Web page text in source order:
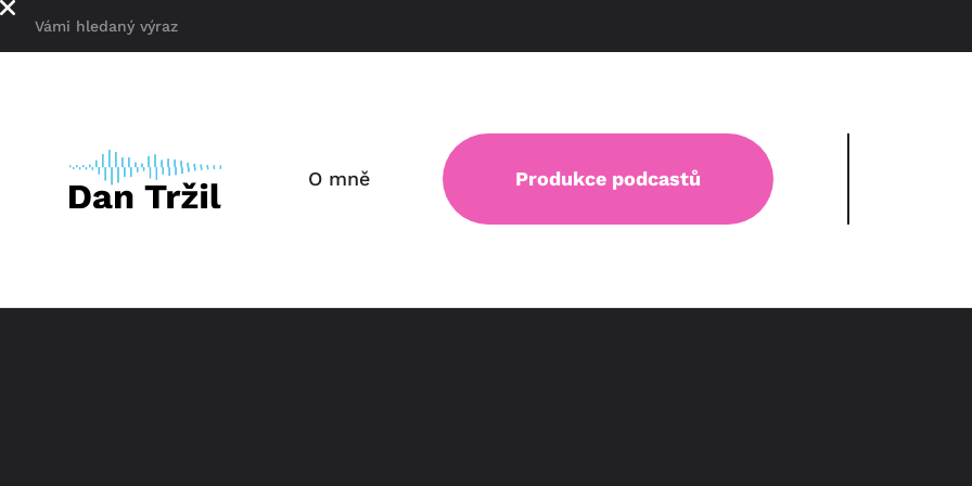
O mně Produkce podcastů